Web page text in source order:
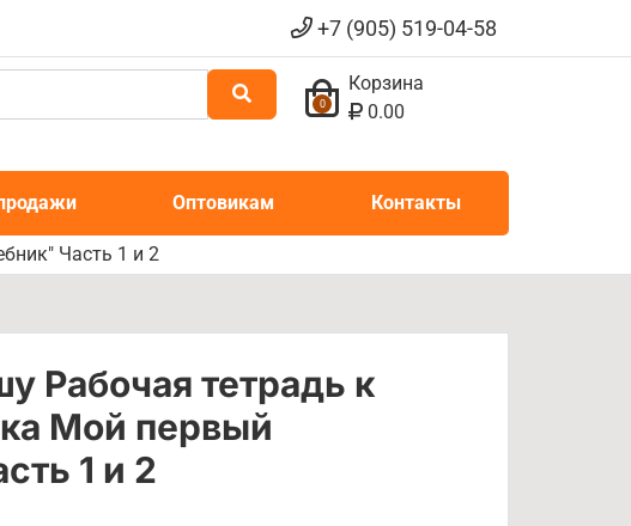
+7 (905) 519-04-58
0
Корзина
0.00
Оптовикам Контакты
Часть 1 и 2
Рабочая тетрадь к
Мой первый
1 и 2